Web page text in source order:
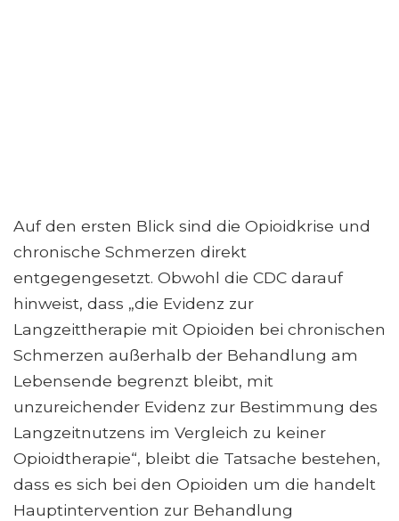
Auf den ersten Blick sind die Opioidkrise und
chronische Schmerzen direkt
entgegengesetzt. Obwohl die CDC darauf
hinweist, dass „die Evidenz zur
Langzeittherapie mit Opioiden bei chronischen
Schmerzen außerhalb der Behandlung am
Lebensende begrenzt bleibt, mit
unzureichender Evidenz zur Bestimmung des
Langzeitnutzens im Vergleich zu keiner
Opioidtherapie“, bleibt die Tatsache bestehen,
dass es sich bei den Opioiden um die handelt
Hauptintervention zur Behandlung